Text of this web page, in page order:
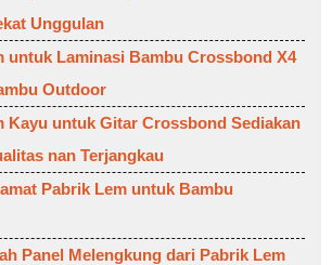
Unggulan
untuk Laminasi Bambu Crossbond X4
Outdoor
Kayu untuk Gitar Crossbond Sediakan
nan Terjangkau
Pabrik Lem untuk Bambu
Panel Melengkung dari Pabrik Lem